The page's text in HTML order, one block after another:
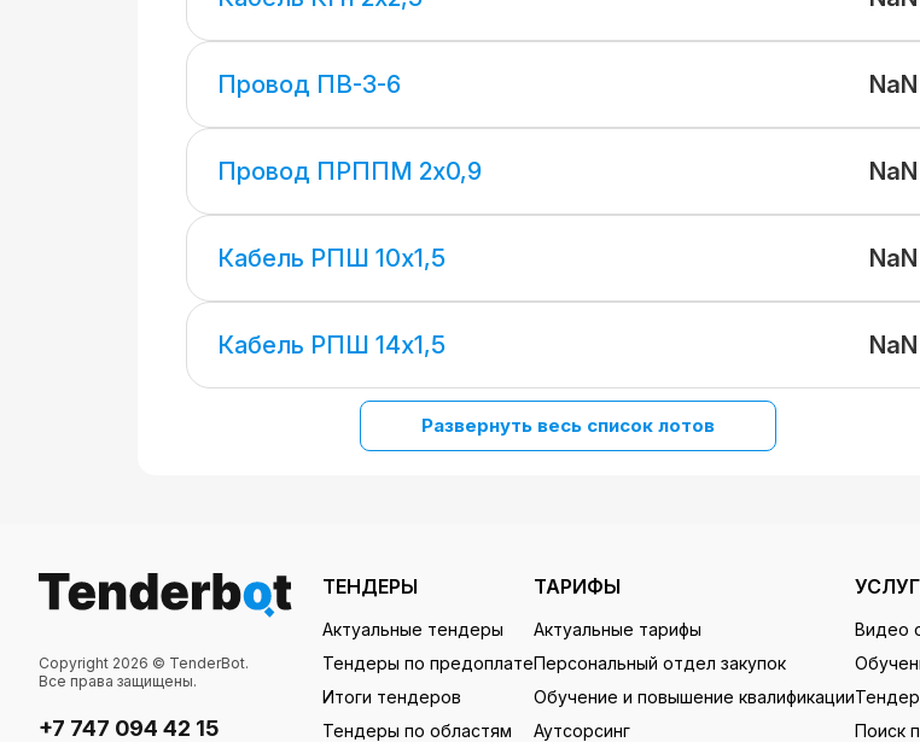
Провод ПВ-3-6 NaN
Провод ПРППМ 2х0,9 NaN
Кабель РПШ 10х1,5 NaN
Кабель РПШ 14х1,5 NaN
Развернуть весь список лотов
Copyright 2026 © TenderBot.
Все права защищены.
+7 747 094 42 15
ТЕНДЕРЫ
Актуальные тендеры
Тендеры по предоплате
Итоги тендеров
Тендеры по областям
ТАРИФЫ
Актуальные тарифы
Персональный отдел закупок
Обучение и повышение квалификации
Аутсорсинг
Видео
Поиск